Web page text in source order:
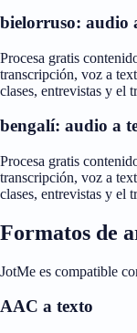
bielorruso: audio
Procesa gratis
transcripción, voz a
clases, entrevistas y el
bengalí: audio a
Procesa gratis
transcripción, voz a
clases, entrevistas y el
Formatos de
JotMe es compatible
AAC a texto